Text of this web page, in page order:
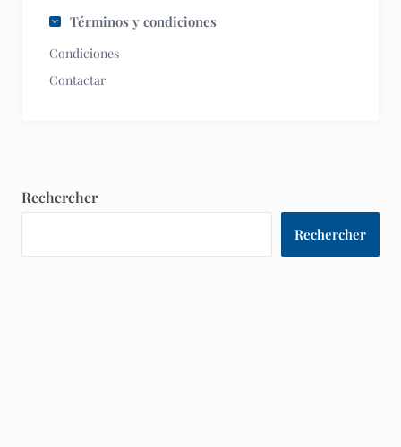
Términos y condiciones
Condiciones
Contactar
Rechercher
Rechercher